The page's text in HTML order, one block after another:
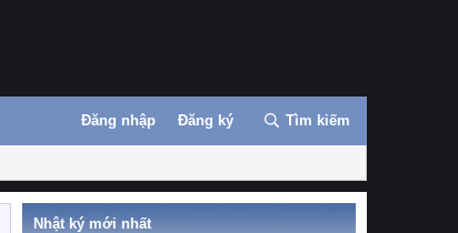
Đăng nhập Đăng ký Tìm kiếm
Nhật ký mới nhất